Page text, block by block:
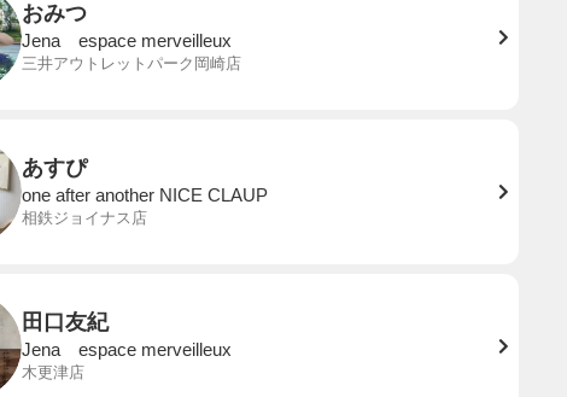
おみつ
Jena espace merveilleux
三井アウトレットパーク岡崎店
あすぴ
one after another NICE CLAUP
相鉄ジョイナス店
田口友紀
Jena espace merveilleux
木更津店